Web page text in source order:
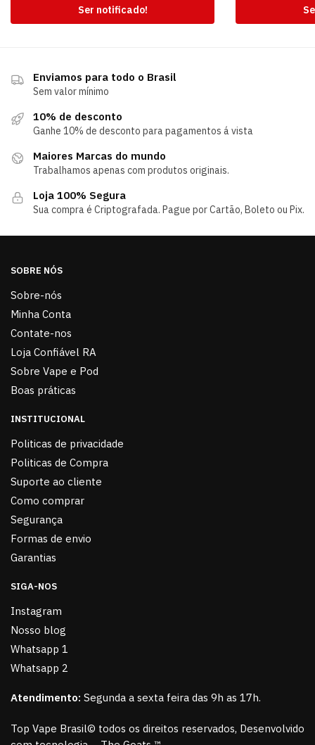
Ser notificado!
Enviamos para todo o Brasil
Sem valor mínimo
10% de desconto
Ganhe 10% de desconto para pagamentos á vista
Maiores Marcas do mundo
Trabalhamos apenas com produtos originais.
Loja 100% Segura
Sua compra é Criptografada. Pague por Cartão, Boleto ou Pix.
SOBRE NÓS
Sobre-nós
Minha Conta
Contate-nos
Loja Confiável RA
Sobre Vape e Pod
Boas práticas
INSTITUCIONAL
Politicas de privacidade
Politicas de Compra
Suporte ao cliente
Como comprar
Segurança
Formas de envio
Garantias
SIGA-NOS
Instagram
Nosso blog
Whatsapp 1
Whatsapp 2
Atendimento: Segunda a sexta feira das 9h as 17h.
Top Vape Brasil© todos os direitos reservados, Desenvolvido